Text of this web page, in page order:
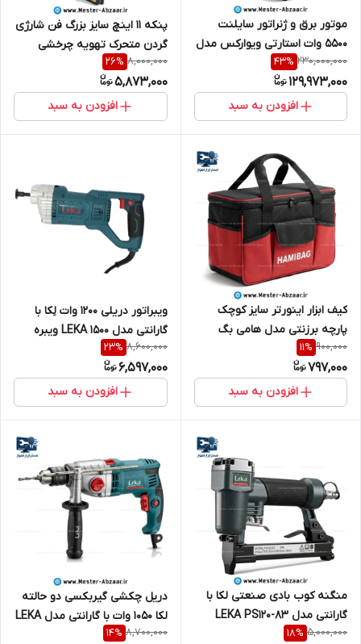
موتور برق و ژنراتور سایلنت
5500 وات استارتی ویوارکس مدل
VR5501-GSS VIVAREX
230,000,000
43%
129,973,000
افزودن به سبد
پنکه 11 اینچ سایز بزرگ فن شارژی
گردن متحرک تهویه چرخشی
کلیددار و باتری قابل تعویض
8,000,000
26%
5,873,000
افزودن به سبد
کیف ابزار اینورتر سایز کوچک
پارچه برزنتی مدل هامی بگ
مینی موتورجوش HAMIBAG
900,000
11%
797,000
افزودن به سبد
ویبراتور دریلی ۱۲۰۰ وات لِکا با
گارانتی مدل LEKA 1500 ویبره
برقی
8,600,000
23%
6,597,000
افزودن به سبد
منگنه کوب بادی صنعتی لکا با
گارانتی مدل LEKA PS120-83
5,000,000
18%
دریل چکشی گیربکسی دو حالته
لکا 1050 وات با گارانتی مدل LEKA
DR13-105
8,700,000
14%